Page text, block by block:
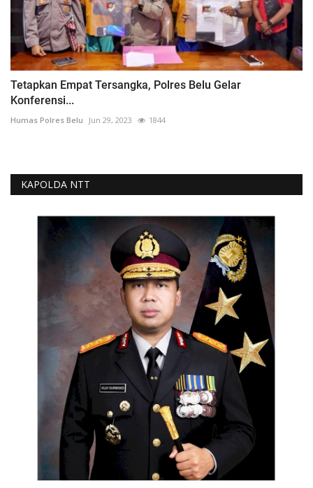
Tetapkan Empat Tersangka, Polres Belu Gelar
Konferensi...
Humas Polres Belu Jun 29, 2023 1844
KAPOLDA NTT